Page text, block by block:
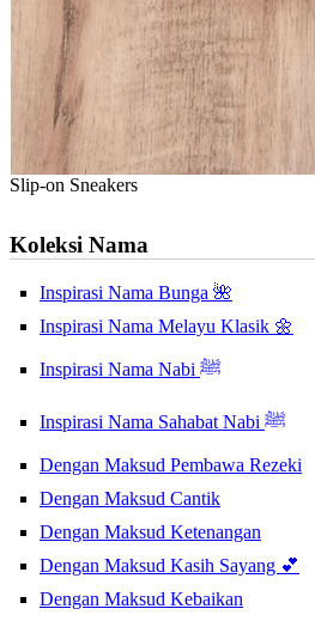
Slip-on Sneakers
Koleksi Nama
Inspirasi Nama Bunga 🌺
Inspirasi Nama Melayu Klasik 🌼
Inspirasi Nama Nabi ﷺ
Inspirasi Nama Sahabat Nabi ﷺ
Dengan Maksud Pembawa Rezeki
Dengan Maksud Cantik
Dengan Maksud Ketenangan
Dengan Maksud Kasih Sayang 💕
Dengan Maksud Kebaikan